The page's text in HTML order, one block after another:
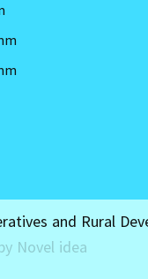
and Rural
Novel idea